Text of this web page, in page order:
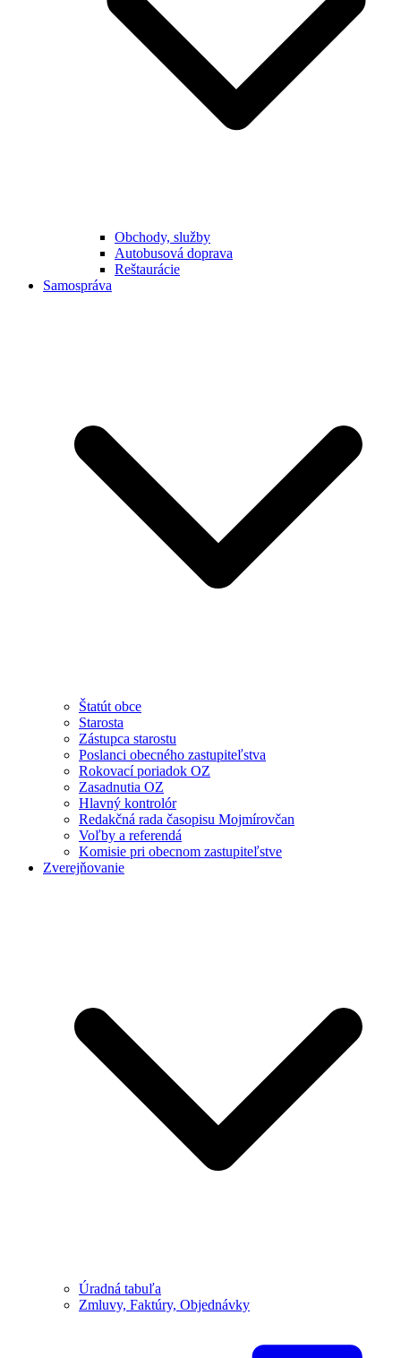
Obchody, služby
Autobusová doprava
Reštaurácie
Samospráva
Štatút obce
Starosta
Zástupca starostu
Poslanci obecného zastupiteľstva
Rokovací poriadok OZ
Zasadnutia OZ
Hlavný kontrolór
Redakčná rada časopisu Mojmírovčan
Voľby a referendá
Komisie pri obecnom zastupiteľstve
Zverejňovanie
Úradná tabuľa
Zmluvy, Faktúry, Objednávky